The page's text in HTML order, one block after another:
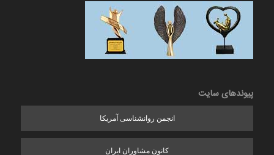
پیوندهای سایت
انجمن روانشناسی آمریکا
کانون مشاوران ایران